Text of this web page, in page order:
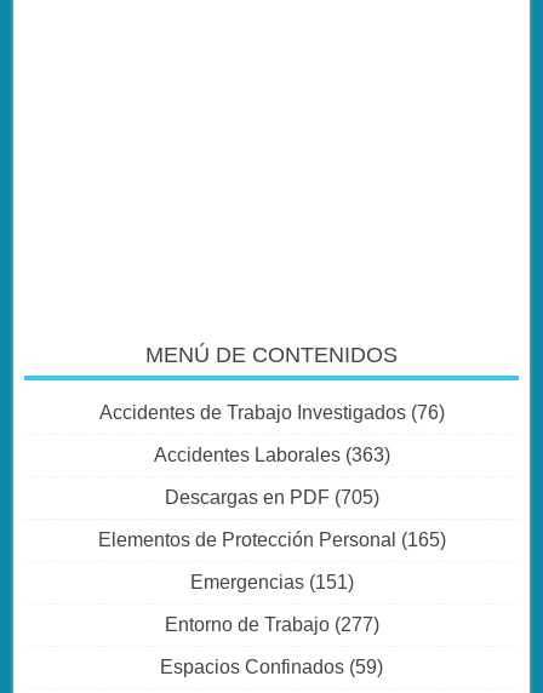
MENÚ DE CONTENIDOS
Accidentes de Trabajo Investigados(76)
Accidentes Laborales(363)
Descargas en PDF(705)
Elementos de Protección Personal (165)
Emergencias(151)
Entorno de Trabajo(277)
Espacios Confinados (59)